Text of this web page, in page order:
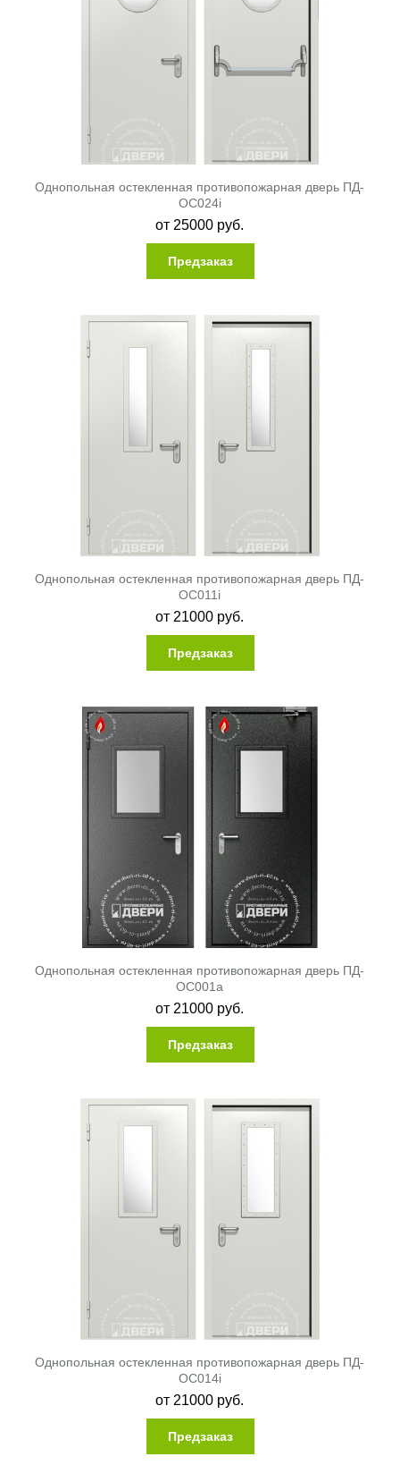
Однопольная остекленная противопожарная дверь ПД-
ОС024i
от 25000 руб.
Предзаказ
Однопольная остекленная противопожарная дверь ПД-
ОС011i
от 21000 руб.
Предзаказ
Однопольная остекленная противопожарная дверь ПД-
ОС001a
от 21000 руб.
Предзаказ
Однопольная остекленная противопожарная дверь ПД-
ОС014i
от 21000 руб.
Предзаказ